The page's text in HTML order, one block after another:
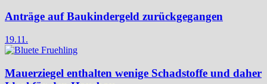
Anträge auf Baukindergeld zurückgegangen
19.11.
Mauerziegel enthalten wenige Schadstoffe und daher